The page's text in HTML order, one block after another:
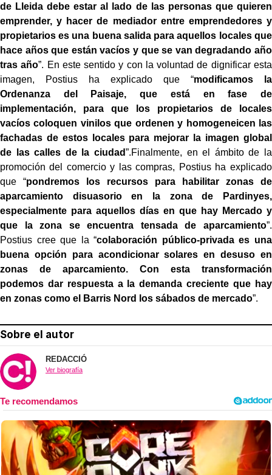
de Lleida debe estar al lado de las personas que quieren
emprender, y hacer de mediador entre emprendedores y
propietarios es una buena salida para aquellos locales que
hace años que están vacíos y que se van degradando año
tras año”. En este sentido y con la voluntad de dignificar esta
imagen, Postius ha explicado que “modificamos la
Ordenanza del Paisaje, que está en fase de
implementación, para que los propietarios de locales
vacíos coloquen vinilos que ordenen y homogeneicen las
fachadas de estos locales para mejorar la imagen global
de las calles de la ciudad”.Finalmente, en el ámbito de la
promoción del comercio y las compras, Postius ha explicado
que “pondremos los recursos para habilitar zonas de
aparcamiento disuasorio en la zona de Pardinyes,
especialmente para aquellos días en que hay Mercado y
que la zona se encuentra tensada de aparcamiento”.
Postius cree que la “colaboración público-privada es una
buena opción para acondicionar solares en desuso en
zonas de aparcamiento. Con esta transformación
podemos dar respuesta a la demanda creciente que hay
en zonas como el Barris Nord los sábados de mercado”.
Sobre el autor
REDACCIÓ
Ver biografía